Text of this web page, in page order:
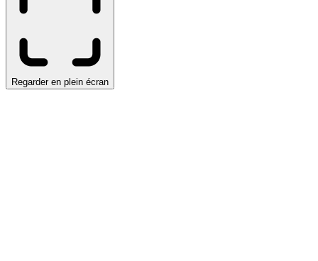
Regarder en plein écran